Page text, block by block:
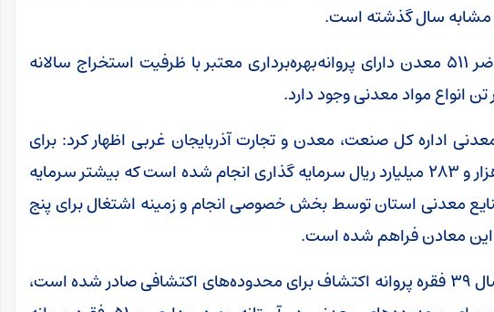
دسترنج ادامه داد: در حال حاضر ۵۱۱ معدن دارای پروانه‌بهره‌برداری معتبر با ظرفیت استخراج سالانه
اداره کل صنعت، معدن و تجارت آذربایجان غربی اظهار کرد: برای
بهره برداری از این معادن ۱۰ هزار و ۲۸۳ میلیارد ریال سرمایه گذاری انجام شده است که بیشتر سرمایه
معدنی استان توسط بخش خصوصی انجام و زمینه اشتغال برای پنج
این معادن فراهم شده است.
دسترنج با بیان اینکه طی امسال ۳۹ فقره پروانه اکتشاف برای محدوده‌های اکتشافی صادر شده است،